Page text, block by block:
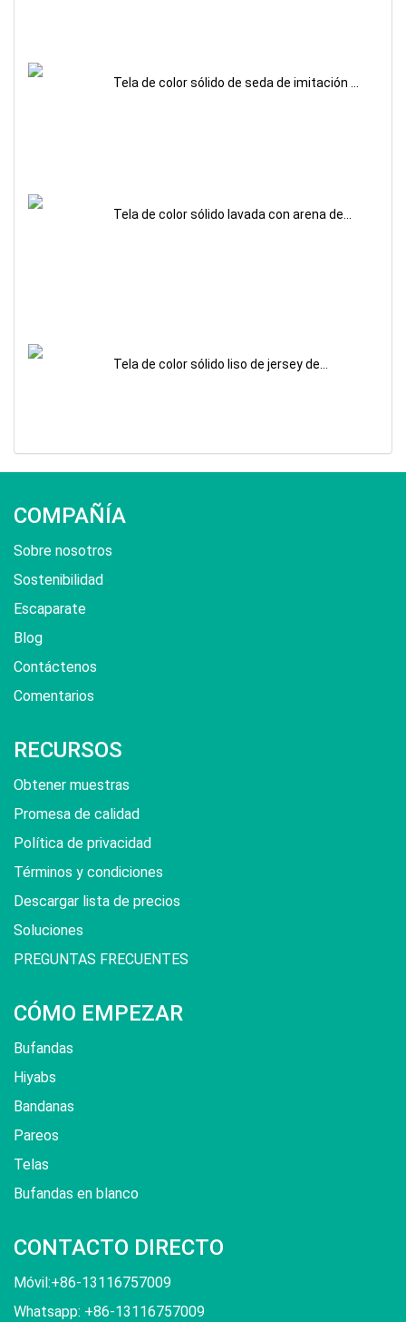
Tela de color sólido de seda de imitación de
Tela de color sólido lavada con arena de
Tela de color sólido liso de jersey de
COMPAÑÍA
Sobre nosotros
Sostenibilidad
Escaparate
Blog
Contáctenos
Comentarios
RECURSOS
Obtener muestras
Promesa de calidad
Política de privacidad
Términos y condiciones
Descargar lista de precios
Soluciones
PREGUNTAS FRECUENTES
CÓMO EMPEZAR
Bufandas
Hiyabs
Bandanas
Pareos
Telas
Bufandas en blanco
CONTACTO DIRECTO
Móvil:+86-13116757009
Whatsapp: +86-13116757009